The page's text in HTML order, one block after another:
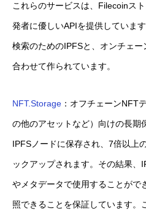
これらのサービスは、Filecoinス
発者に優しいAPIを提供していま
検索のためのIPFSと、オンチェ
合わせて作られています。
NFT.Storage ：オフチェーンNFT
の他のアセットなど）向けの長期
IPFSノードに保存され、7倍以上
ックアップされます。その結果
やメタデータで使用することがで
照できることを保証しています。